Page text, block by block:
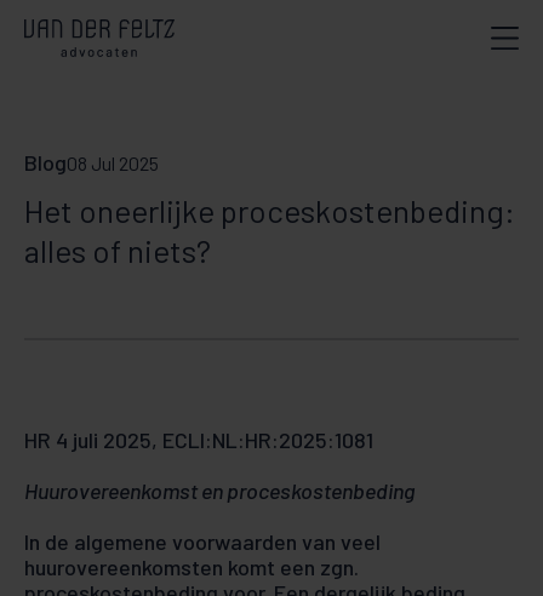
Blog08 Jul 2025
Het oneerlijke proceskostenbeding:
alles of niets?
HR 4 juli 2025, ECLI:NL:HR:2025:1081
Huurovereenkomst en proceskostenbeding
In de algemene voorwaarden van veel
huurovereenkomsten komt een zgn.